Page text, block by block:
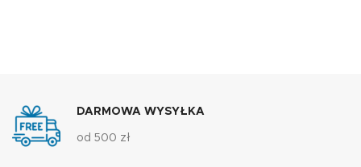
DARMOWA WYSYŁKA
od 500 zł